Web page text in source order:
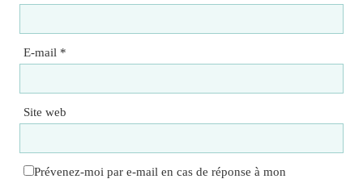
E-mail *
Site web
Prévenez-moi par e-mail en cas de réponse à mon